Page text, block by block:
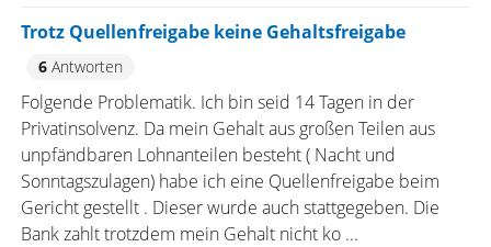
Trotz Quellenfreigabe keine Gehaltsfreigabe
6Antworten
Folgende Problematik. Ich bin seid 14 Tagen in der
Privatinsolvenz. Da mein Gehalt aus großen Teilen aus
unpfändbaren Lohnanteilen besteht ( Nacht und
Sonntagszulagen) habe ich eine Quellenfreigabe beim
Gericht gestellt . Dieser wurde auch stattgegeben. Die
Bank zahlt trotzdem mein Gehalt nicht ko ...